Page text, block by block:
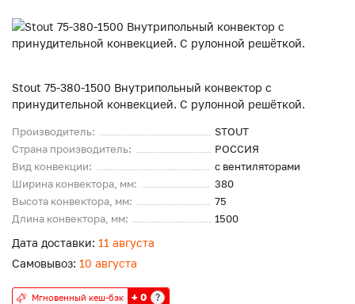
Stout 75-380-1500 Внутрипольный конвектор с
принудительной конвекцией. С рулонной решёткой.
Производитель:
STOUT
Страна производитель:
РОССИЯ
Вид конвекции:
с вентиляторами
Ширина конвектора, мм:
380
Высота конвектора, мм:
75
Длина конвектора, мм:
1500
Дата доставки: 11 августа
Самовывоз: 10 августа
Мгновенный кеш-бэк + 0 ?